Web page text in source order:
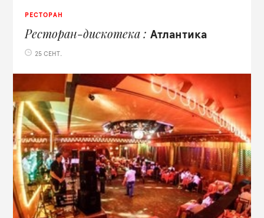
РЕСТОРАН
Ресторан-дискотека Атлантика
25 СЕНТ.